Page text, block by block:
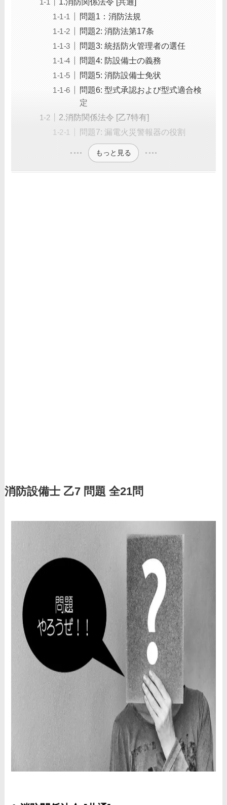
問題1：消防法規
問題2: 消防法第17条
問題3: 統括防火管理者の選任
問題4: 防設備士の義務
問題5: 消防設備士免状
問題6: 型式承認および型式適合検
定
2.消防関係法令 [乙7特有]
問題7: 漏電火災警報器の役割
もっと見る
消防設備士 乙7 問題 全21問